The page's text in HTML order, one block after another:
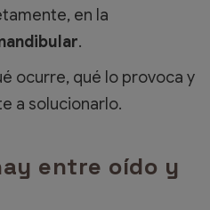
en la
.
ocurre, qué lo provoca y
a solucionarlo.
entre oído y